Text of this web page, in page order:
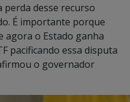
perda desse recurso
É importante porque
agora o Estado ganha
pacificando essa disputa
o governador